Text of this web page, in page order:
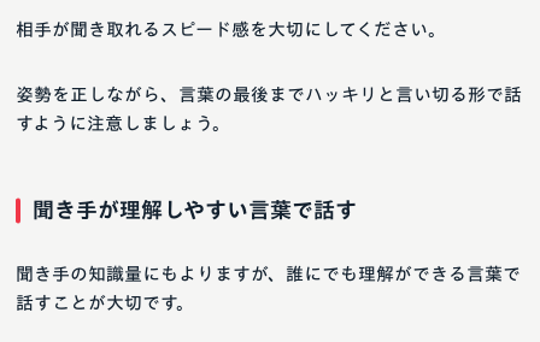
相手が聞き取れるスピード感を大切にしてください。
姿勢を正しながら、言葉の最後までハッキリと言い切る形で話
すように注意しましょう。
聞き手が理解しやすい言葉で話す
聞き手の知識量にもよりますが、誰にでも理解ができる言葉で
話すことが大切です。